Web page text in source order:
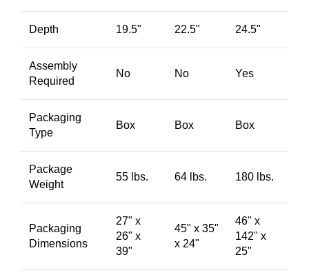
Depth 19.5" 22.5" 24.5"
Assembly
Required
No No Yes
Packaging
Type
Box Box Box
Package
Weight
55 lbs. 64 lbs. 180 lbs.
Packaging
Dimensions
27" x
26" x
39"
45" x 35"
x 24"
46" x
142" x
25"